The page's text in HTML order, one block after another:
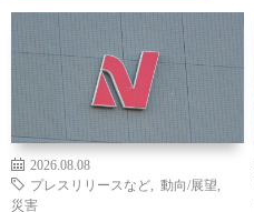
2026.08.08
プレスリリースなど
動向/展望
災害